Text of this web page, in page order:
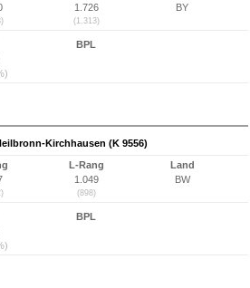
1.726
(1.313)
BY
BPL
Kirchhausen (K 9556)
L-Rang
1.049
(898)
Land
BW
BPL